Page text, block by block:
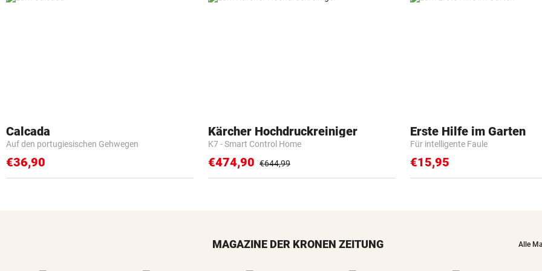
Calcada
Auf den portugiesischen Gehwegen
€36,90
Kärcher Hochdruckreiniger
K7 - Smart Control Home
€474,90 €644,99
Erste Hilfe im Garten
Für intelligente Faule
€15,95
MAGAZINE DER KRONEN ZEITUNG Alle